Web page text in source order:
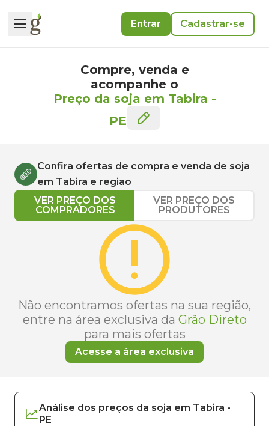
Entrar Cadastrar-se
Compre, venda e
acompanhe o
Preço da soja em Tabira -
PE
Confira ofertas de compra e venda de soja
em Tabira e região
VER PREÇO DOS
COMPRADORES
VER PREÇO DOS
PRODUTORES
Não encontramos ofertas na sua região,
entre na área exclusiva da Grão Direto
para mais ofertas
Acesse a área exclusiva
Análise dos preços da soja em Tabira -
PE